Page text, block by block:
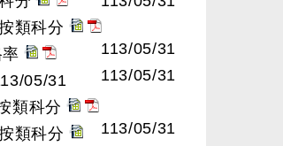
類科分
113/05/31
113/05/31
05/31
類科分
113/05/31
類科分